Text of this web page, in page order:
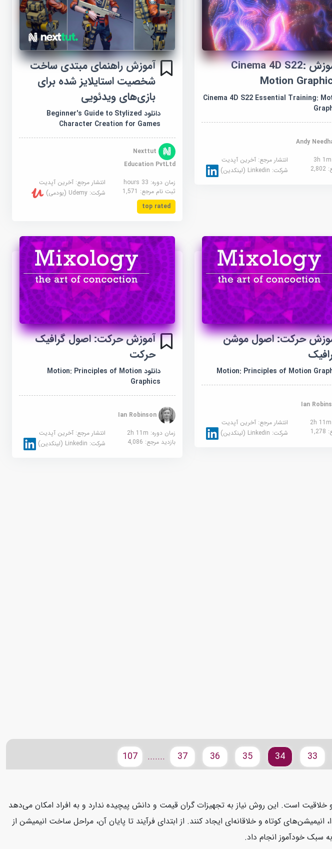
آموزش Cinema 4D S22:
Motion
Cinema 4D S22 Essential Training:
انتشار مرجع: آخرین آپدیت
2,802 شرکت: Linkedin (لینکدین)
آموزش راهنمای مبتدی ساخت
شخصیت استایلایز شده برای
بازی‌های ویدئویی
دانلود Beginner's Guide to Stylized
Character Creation for Games
Nexttut
Education PvtLtd
زمان دوره: 33 hours
انتشار مرجع:آخرین آپدیت
ثبت نام مرجع: 1,571 شرکت:Udemy (یودمی)
top rated
حرکت: اصول موشن
Motion: Principles of Motion
انتشار مرجع: آخرین آپدیت
1,278 شرکت: Linkedin (لینکدین)
آموزش حرکت: اصول گرافیک
حرکت
دانلود Motion: Principles of Motion
Graphics
Ian Robinson
زمان دوره: 2h 11m
انتشار مرجع:آخرین آپدیت
بازدید مرجع: 4,086 شرکت: Linkedin (لینکدین)
33
34
35
36
37
.......
107
است. این روش نیاز به تجهیزات گران قیمت و دانش پیچیده ندارد و به افراد امکان می‌دهد
کوتاه و خلاقانه‌ای ایجاد کنند. از ابتدای فرآیند تا پایان آن، مراحل ساخت انیمیشن از
سبک خودآموز انجام داد.